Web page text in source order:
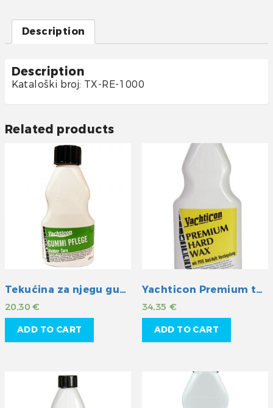
Description
Description
Kataloški broj: TX-RE-1000
Related products
Tekućina za njegu gumenih površina
20,30€
ADD TO CART
Yachticon Premium tvrdi vosak s teflonom
34,35€
ADD TO CART